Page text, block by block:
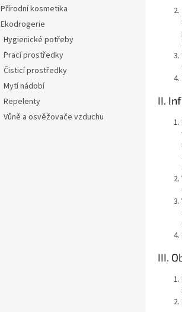
Přírodní kosmetika
Ekodrogerie
Hygienické potřeby
Prací prostředky
Čisticí prostředky
Mytí nádobí
Repelenty
Vůně a osvěžovače vzduchu
II.
III.